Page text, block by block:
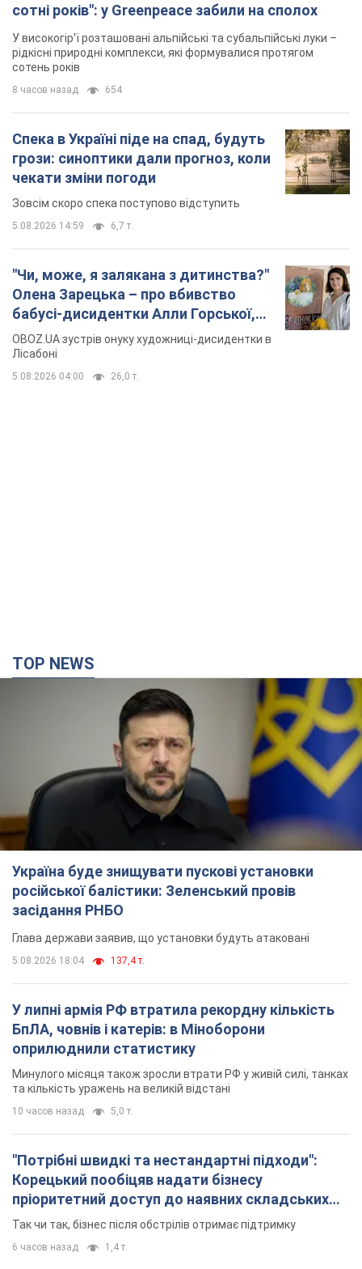
сотні років": у Greenpeace забили на сполох
У високогір'ї розташовані альпійські та субальпійські луки –
рідкісні природні комплекси, які формувалися протягом
сотень років
8 часов назад 654
Спека в Україні піде на спад, будуть
грози: синоптики дали прогноз, коли
чекати зміни погоди
Зовсім скоро спека поступово відступить
5.08.2026 14:59 6,7 т.
"Чи, може, я залякана з дитинства?"
Олена Зарецька – про вбивство
бабусі-дисидентки Алли Горської,
критику Дмитра Стуса та втечу в
Португалію з 5 дітьми
OBOZ.UA зустрів онуку художниці-дисидентки в
Лісабоні
5.08.2026 04:00 26,0 т.
TOP NEWS
Україна буде знищувати пускові установки
російської балістики: Зеленський провів
засідання РНБО
Глава держави заявив, що установки будуть атаковані
5.08.2026 18:04 137,4 т.
У липні армія РФ втратила рекордну кількість
БпЛА, човнів і катерів: в Міноборони
оприлюднили статистику
Минулого місяця також зросли втрати РФ у живій силі, танках
та кількість уражень на великій відстані
10 часов назад 5,0 т.
"Потрібні швидкі та нестандартні підходи":
Корецький пообіцяв надати бізнесу
пріоритетний доступ до наявних складських
приміщень
Так чи так, бізнес після обстрілів отримає підтримку
6 часов назад 1,4 т.